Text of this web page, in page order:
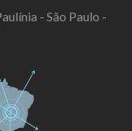
- São Paulo -